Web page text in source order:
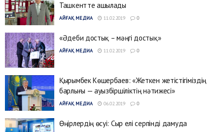
Ташкентте ашылады
АЙҒАҚ МЕДИА 11.02.2019 0
«Әдеби достық – мәңгі достық»
АЙҒАҚ МЕДИА 11.02.2019 0
Қырымбек Көшербаев: «Жеткен жетістігіміздің
барлығы — ауызбіршіліктің нәтижесі»
АЙҒАҚ МЕДИА 06.02.2019 0
Өңірлердің өсуі: Сыр елі серпінді дамуда